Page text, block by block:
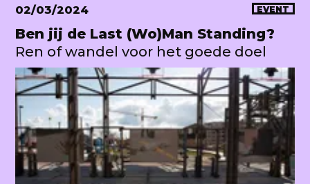
02/03/2024 EVENT
Ben jij de Last (Wo)Man Standing?
Ren of wandel voor het goede doel